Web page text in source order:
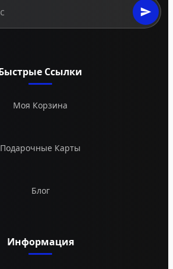
Ссылки
Моя Корзина
Подарочные Карты
Блог
Информация